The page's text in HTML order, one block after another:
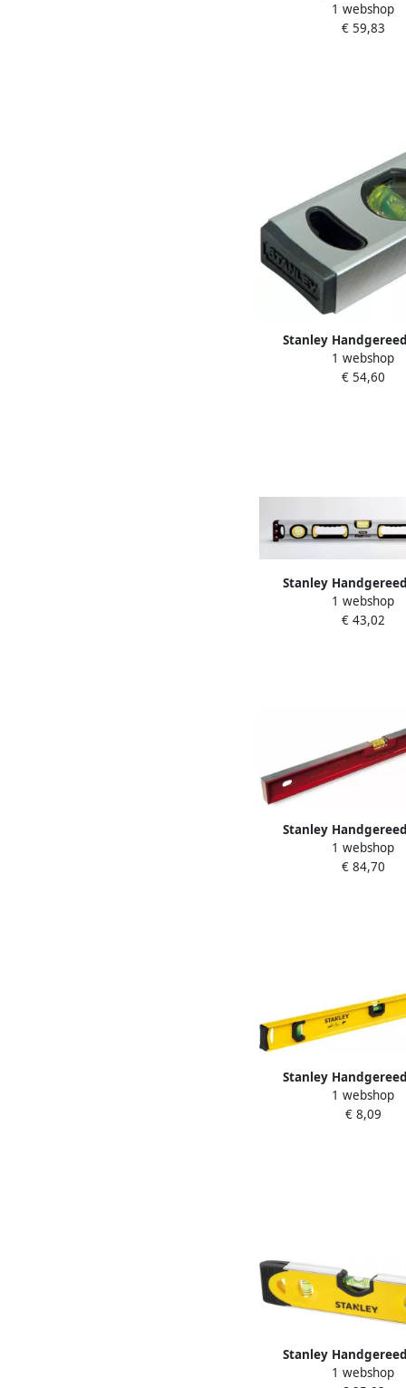
FATMAX Waterpas
Xtreme Magnetisch
1 webshop
€ 59,83
Stanley
Waterpas Stanley
Magnetisch | 2000mm
1 webshop
€ 54,60
Stanley
FatMax II Magnetische
| 60 cm 1-43-525
1 webshop
€ 43,02
Stanley
Waterpas Antichoc
2L 1-42-254
1 webshop
€ 84,70
Stanley
Waterpas I-beam
073
1 webshop
€ 8,09
Stanley
Waterpas Torpedo
1 webshop